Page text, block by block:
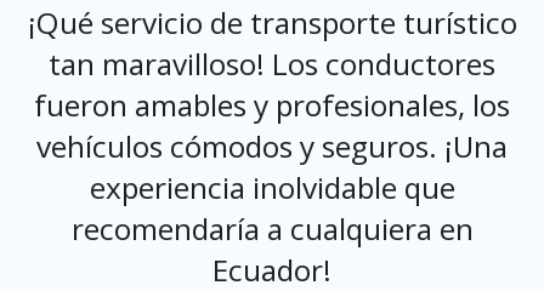
¡Qué servicio de transporte turístico
tan maravilloso! Los conductores
fueron amables y profesionales, los
vehículos cómodos y seguros. ¡Una
experiencia inolvidable que
recomendaría a cualquiera en
Ecuador!